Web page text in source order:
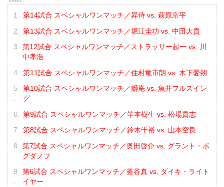
第14試合 スペシャルワンマッチ／昇侍 vs. 萩原京平
第13試合 スペシャルワンマッチ／堀江圭功 vs. 中田大貴
第12試合 スペシャルワンマッチ／ストラッサー起一 vs. 川
中孝浩
第11試合 スペシャルワンマッチ／住村竜市朗 vs. 木下憂朔
第10試合 スペシャルワンマッチ／獅庵 vs. 魚井フルスイン
グ
第9試合 スペシャルワンマッチ／竿本樹生 vs. 松場貴志
第8試合 スペシャルワンマッチ／鈴木千裕 vs. 山本空良
第7試合 スペシャルワンマッチ／奥田啓介 vs. グラント・ボ
グダノフ
第6試合 スペシャルワンマッチ／釜谷真 vs. ダイキ・ライト
イヤー